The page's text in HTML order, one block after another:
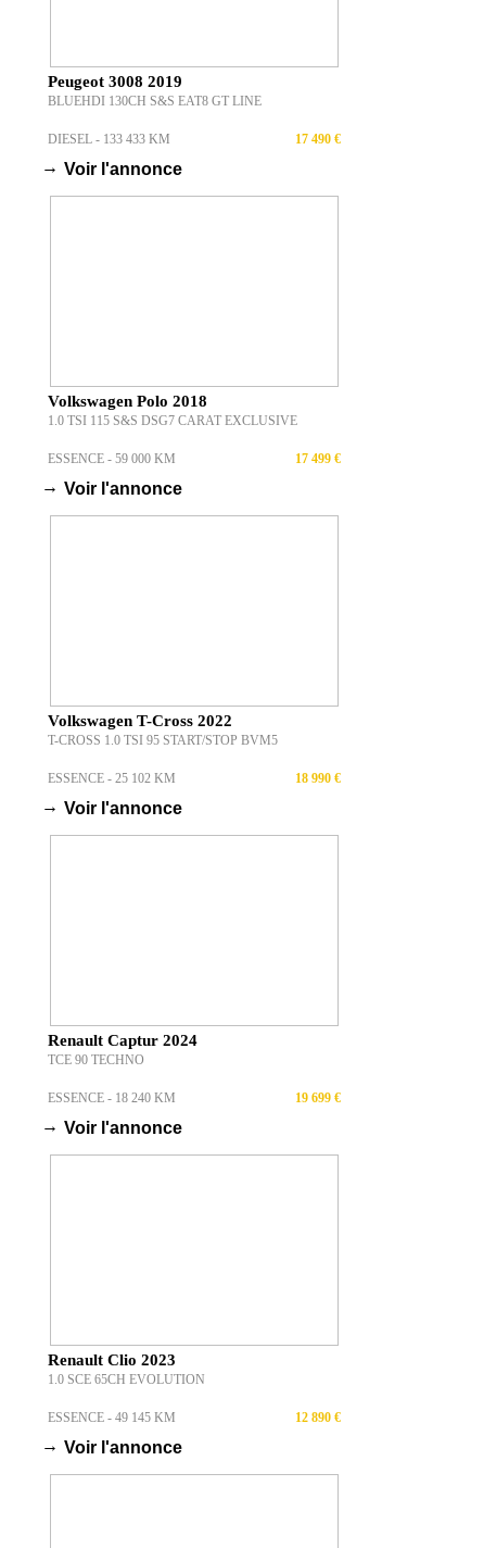
Peugeot 3008 2019
BLUEHDI 130CH S&S EAT8 GT LINE
DIESEL - 133 433 KM 17 490 €
→ Voir l'annonce
Volkswagen Polo 2018
1.0 TSI 115 S&S DSG7 CARAT EXCLUSIVE
ESSENCE - 59 000 KM 17 499 €
→ Voir l'annonce
Volkswagen T-Cross 2022
T-CROSS 1.0 TSI 95 START/STOP BVM5
ESSENCE - 25 102 KM 18 990 €
→ Voir l'annonce
Renault Captur 2024
TCE 90 TECHNO
ESSENCE - 18 240 KM 19 699 €
→ Voir l'annonce
Renault Clio 2023
1.0 SCE 65CH EVOLUTION
ESSENCE - 49 145 KM 12 890 €
→ Voir l'annonce